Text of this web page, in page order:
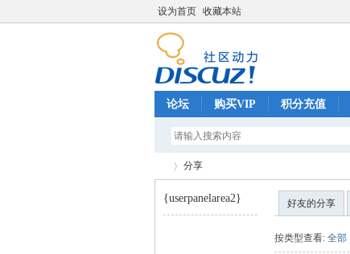
设为首页 收藏本站
论坛 购买VIP 积分充值
分享
{userpanelarea2} 好友的分享
按类型查看: 全部